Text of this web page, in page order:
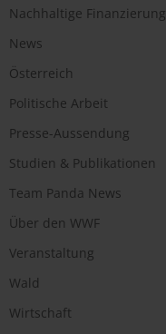
Nachhaltige Finanzierung
News
Österreich
Politische Arbeit
Presse-Aussendung
Studien & Publikationen
Team Panda News
Über den WWF
Veranstaltung
Wald
Wirtschaft